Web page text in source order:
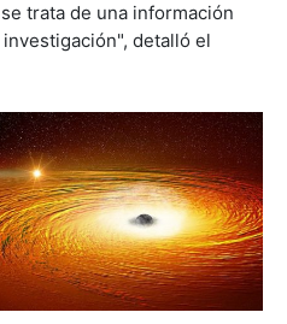
trata de una información
detalló el